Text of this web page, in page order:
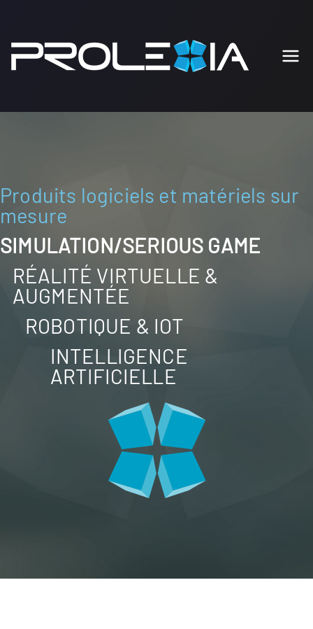
LEX
Produits
Produits logiciels et matériels sur
mesure
SIMULATION/SERIOUS GAME
RÉALITÉ VIRTUELLE &
AUGMENTÉE
ROBOTIQUE & IOT
INTELLIGENCE
ARTIFICIELLE